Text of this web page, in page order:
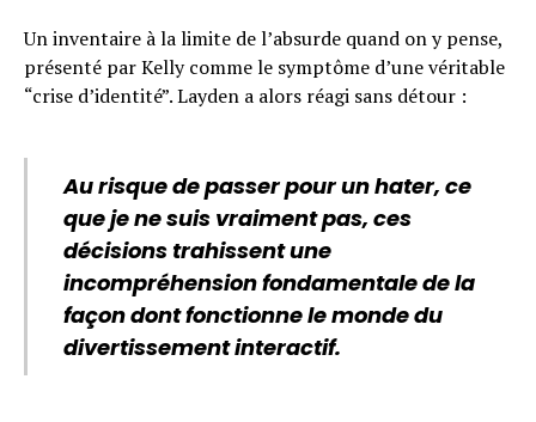
Un inventaire à la limite de l’absurde quand on y pense,
présenté par Kelly comme le symptôme d’une véritable
“crise d’identité”. Layden a alors réagi sans détour :
Au risque de passer pour un hater, ce
que je ne suis vraiment pas, ces
décisions trahissent une
incompréhension fondamentale de la
façon dont fonctionne le monde du
divertissement interactif.